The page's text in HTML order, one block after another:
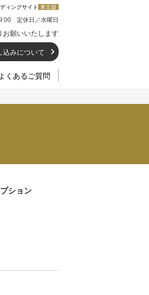
ィングサイト 東京版
定休日／水曜日
お願いいたします
込みについて
くあるご質問
ション